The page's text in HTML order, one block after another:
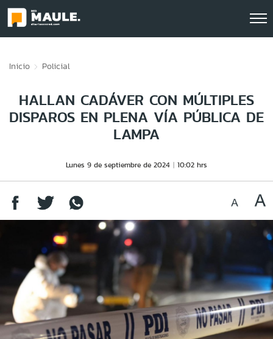
Inicio Policial
HALLAN CADÁVER CON MÚLTIPLES
DISPAROS EN PLENA VÍA PÚBLICA DE
LAMPA
Lunes 9 de septiembre de 2024 10:02 hrs